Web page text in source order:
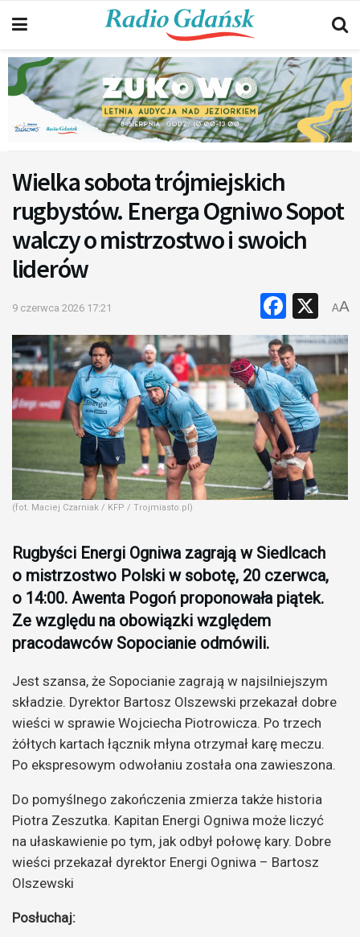
Wielka sobota trójmiejskich
rugbystów. Energa Ogniwo Sopot
walczy o mistrzostwo i swoich
liderów
9 czerwca 2026 17:21 X
AA
(fot. Maciej Czarniak / KFP / Trojmiasto.pl)
Rugbyści Energi Ogniwa zagrają w Siedlcach
o mistrzostwo Polski w sobotę, 20 czerwca,
o 14:00. Awenta Pogoń proponowała piątek.
Ze względu na obowiązki względem
pracodawców Sopocianie odmówili.
Jest szansa, że Sopocianie zagrają w najsilniejszym
składzie. Dyrektor Bartosz Olszewski przekazał dobre
wieści w sprawie Wojciecha Piotrowicza. Po trzech
żółtych kartach łącznik młyna otrzymał karę meczu.
Po ekspresowym odwołaniu została ona zawieszona.
Do pomyślnego zakończenia zmierza także historia
Piotra Zeszutka. Kapitan Energi Ogniwa może liczyć
na ułaskawienie po tym, jak odbył połowę kary. Dobre
wieści przekazał dyrektor Energi Ogniwa – Bartosz
Olszewski
Posłuchaj: